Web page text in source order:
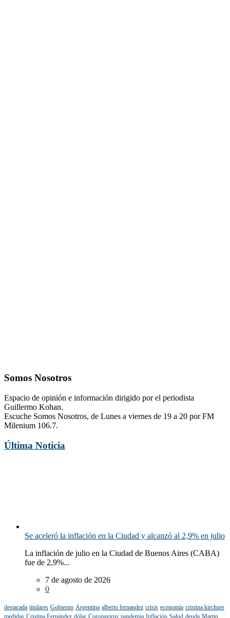
Somos Nosotros
Espacio de opinión e información dirigido por el periodista
Guillermo Kohan.
Escuche Somos Nosotros, de Lunes a viernes de 19 a 20 por FM
Milenium 106.7.
Última Noticia
Se aceleró la inflación en la Ciudad y alcanzó al 2,9% en julio
La inflación de julio en la Ciudad de Buenos Aires (CABA)
fue de 2,9%...
7 de agosto de 2026
0
destacada titulares Gobierno Argentina alberto fernandez crisis economía cristina kirchner